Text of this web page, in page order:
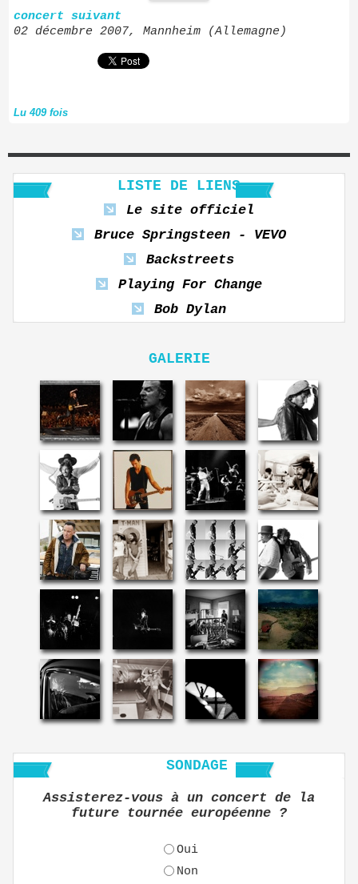
concert suivant
02 décembre 2007, Mannheim (Allemagne)
Lu 409 fois
LISTE DE LIENS
Le site officiel
Bruce Springsteen - VEVO
Backstreets
Playing For Change
Bob Dylan
GALERIE
SONDAGE
Assisterez-vous à un concert de la
future tournée européenne ?
Oui
Non